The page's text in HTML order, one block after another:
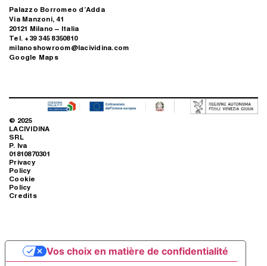
Palazzo Borromeo d’Adda
Via Manzoni, 41
20121 Milano – Italia
Tel. +39 345 8350810
milanoshowroom@lacividina.com
Google Maps
© 2025
LACIVIDINA
SRL
P. Iva
01810870301
Privacy
Policy
Cookie
Policy
Credits
Vos choix en matière de confidentialité